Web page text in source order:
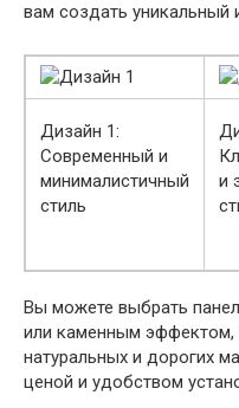
вам создать уникальный
Дизайн 1:
Современный и
минималистичный
стиль
и
Вы можете выбрать
или каменным эффектом,
натуральных и дорогих
ценой и удобством